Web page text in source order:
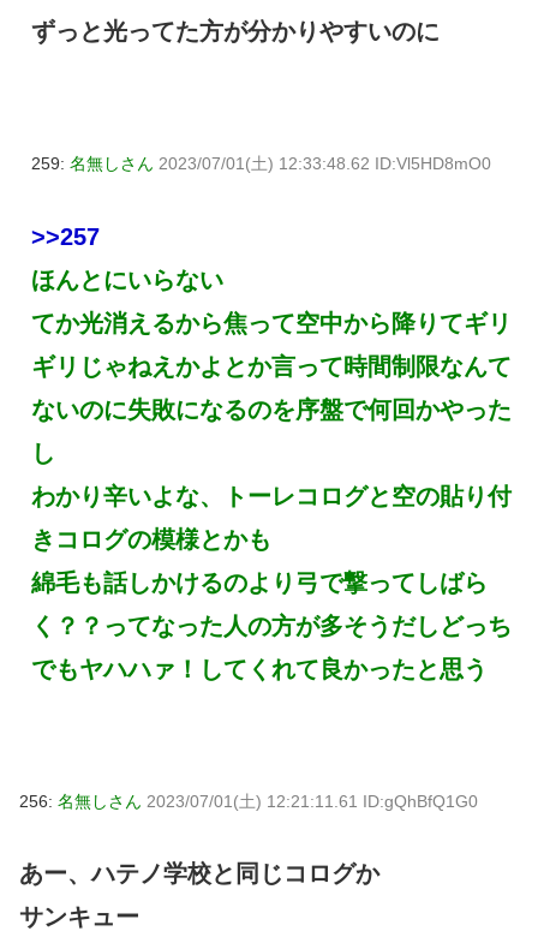
ずっと光ってた方が分かりやすいのに
259: 名無しさん 2023/07/01(土) 12:33:48.62 ID:Vl5HD8mO0
>>257
ほんとにいらない
てか光消えるから焦って空中から降りてギリ
ギリじゃねえかよとか言って時間制限なんて
ないのに失敗になるのを序盤で何回かやった
し
わかり辛いよな、トーレコログと空の貼り付
きコログの模様とかも
綿毛も話しかけるのより弓で撃ってしばら
く？？ってなった人の方が多そうだしどっち
でもヤハハァ！してくれて良かったと思う
256: 名無しさん 2023/07/01(土) 12:21:11.61 ID:gQhBfQ1G0
あー、ハテノ学校と同じコログか
サンキュー